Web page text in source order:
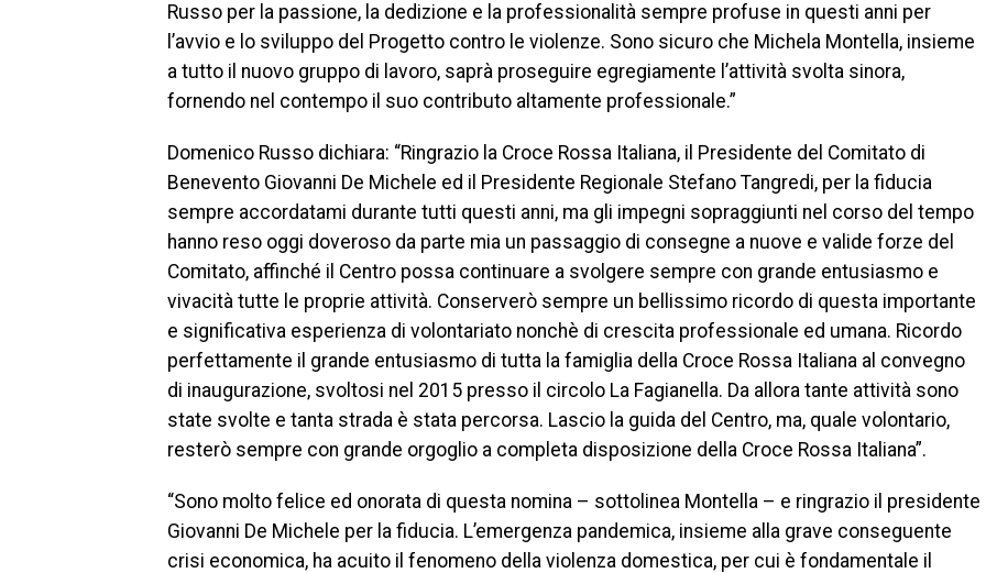
Russo per la passione, la dedizione e la professionalità sempre profuse in questi anni per
l’avvio e lo sviluppo del Progetto contro le violenze. Sono sicuro che Michela Montella, insieme
a tutto il nuovo gruppo di lavoro, saprà proseguire egregiamente l’attività svolta sinora,
fornendo nel contempo il suo contributo altamente professionale.”
Domenico Russo dichiara: “Ringrazio la Croce Rossa Italiana, il Presidente del Comitato di
Benevento Giovanni De Michele ed il Presidente Regionale Stefano Tangredi, per la fiducia
sempre accordatami durante tutti questi anni, ma gli impegni sopraggiunti nel corso del tempo
hanno reso oggi doveroso da parte mia un passaggio di consegne a nuove e valide forze del
Comitato, affinché il Centro possa continuare a svolgere sempre con grande entusiasmo e
vivacità tutte le proprie attività. Conserverò sempre un bellissimo ricordo di questa importante
e significativa esperienza di volontariato nonchè di crescita professionale ed umana. Ricordo
perfettamente il grande entusiasmo di tutta la famiglia della Croce Rossa Italiana al convegno
di inaugurazione, svoltosi nel 2015 presso il circolo La Fagianella. Da allora tante attività sono
state svolte e tanta strada è stata percorsa. Lascio la guida del Centro, ma, quale volontario,
resterò sempre con grande orgoglio a completa disposizione della Croce Rossa Italiana”.
“Sono molto felice ed onorata di questa nomina – sottolinea Montella – e ringrazio il presidente
Giovanni De Michele per la fiducia. L’emergenza pandemica, insieme alla grave conseguente
crisi economica, ha acuito il fenomeno della violenza domestica, per cui è fondamentale il